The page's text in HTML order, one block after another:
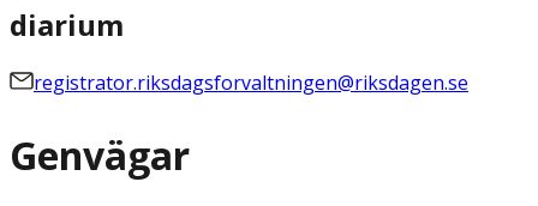
diarium
registrator.riksdagsforvaltningen@riksdagen.se
Genvägar